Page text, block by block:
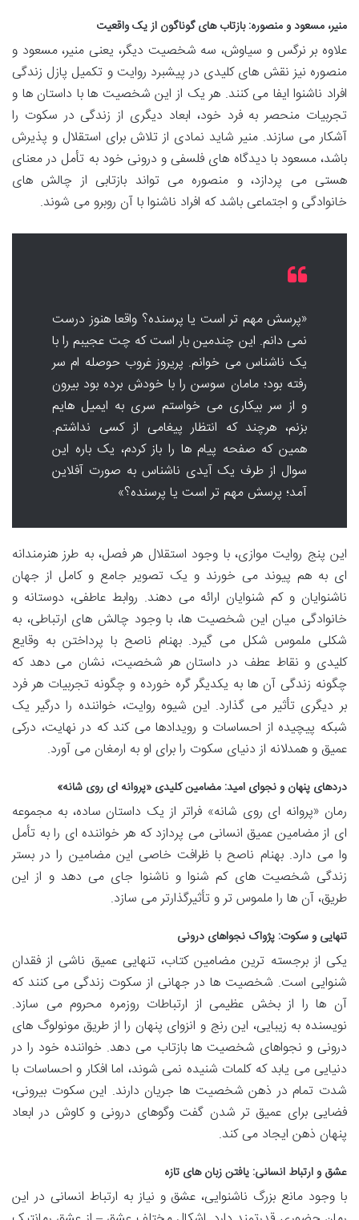
منیر، مسعود و منصوره: بازتاب های گوناگون از یک واقعیت
علاوه بر نرگس و سیاوش، سه شخصیت دیگر، یعنی منیر، مسعود و
منصوره نیز نقش های کلیدی در پیشبرد روایت و تکمیل پازل زندگی
افراد ناشنوا ایفا می کنند. هر یک از این شخصیت ها با داستان ها و
تجربیات منحصر به فرد خود، ابعاد دیگری از زندگی در سکوت را
آشکار می سازند. منیر شاید نمادی از تلاش برای استقلال و پذیرش
باشد، مسعود با دیدگاه های فلسفی و درونی خود به تأمل در معنای
هستی می پردازد، و منصوره می تواند بازتابی از چالش های
خانوادگی و اجتماعی باشد که افراد ناشنوا با آن روبرو می شوند.
«پرسش مهم تر است یا پرسنده؟ واقعا هنوز درست
نمی دانم. این چندمین بار است که چت عجیبم را با
یک ناشناس می خوانم. پریروز غروب حوصله ام سر
رفته بود؛ مامان سوسن را با خودش برده بود بیرون
و از سر بیکاری می خواستم سری به ایمیل هایم
بزنم، هرچند که انتظار پیغامی از کسی نداشتم.
همین که صفحه پیام ها را باز کردم، یک باره این
سوال از طرف یک آیدی ناشناس به صورت آفلاین
آمد؛ پرسش مهم تر است یا پرسنده؟»
این پنج روایت موازی، با وجود استقلال هر فصل، به طرز هنرمندانه
ای به هم پیوند می خورند و یک تصویر جامع و کامل از جهان
ناشنوایان و کم شنوایان ارائه می دهند. روابط عاطفی، دوستانه و
خانوادگی میان این شخصیت ها، با وجود چالش های ارتباطی، به
شکلی ملموس شکل می گیرد. بهنام ناصح با پرداختن به وقایع
کلیدی و نقاط عطف در داستان هر شخصیت، نشان می دهد که
چگونه زندگی آن ها به یکدیگر گره خورده و چگونه تجربیات هر فرد
بر دیگری تأثیر می گذارد. این شیوه روایت، خواننده را درگیر یک
شبکه پیچیده از احساسات و رویدادها می کند که در نهایت، درکی
عمیق و همدلانه از دنیای سکوت را برای او به ارمغان می آورد.
دردهای پنهان و نجوای امید: مضامین کلیدی «پروانه ای روی شانه»
رمان «پروانه ای روی شانه» فراتر از یک داستان ساده، به مجموعه
ای از مضامین عمیق انسانی می پردازد که هر خواننده ای را به تأمل
وا می دارد. بهنام ناصح با ظرافت خاصی این مضامین را در بستر
زندگی شخصیت های کم شنوا و ناشنوا جای می دهد و از این
طریق، آن ها را ملموس تر و تأثیرگذارتر می سازد.
تنهایی و سکوت: پژواک نجواهای درونی
یکی از برجسته ترین مضامین کتاب، تنهایی عمیق ناشی از فقدان
شنوایی است. شخصیت ها در جهانی از سکوت زندگی می کنند که
آن ها را از بخش عظیمی از ارتباطات روزمره محروم می سازد.
نویسنده به زیبایی، این رنج و انزوای پنهان را از طریق مونولوگ های
درونی و نجواهای شخصیت ها بازتاب می دهد. خواننده خود را در
دنیایی می یابد که کلمات شنیده نمی شوند، اما افکار و احساسات با
شدت تمام در ذهن شخصیت ها جریان دارند. این سکوت بیرونی،
فضایی برای عمیق تر شدن گفت وگوهای درونی و کاوش در ابعاد
پنهان ذهن ایجاد می کند.
عشق و ارتباط انسانی: یافتن زبان های تازه
با وجود مانع بزرگ ناشنوایی، عشق و نیاز به ارتباط انسانی در این